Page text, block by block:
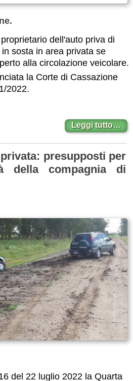
dell'auto priva di
sosta in area privata se
alla circolazione veicolare.
la Corte di Cassazione
2022.
Leggi tutto…
presupposti per
della compagnia di
del 22 luglio 2022 la Quarta